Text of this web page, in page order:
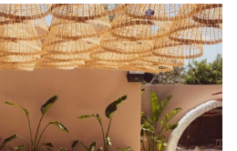
manzaralı en iyi restoranları
listesi; İstanbul'un en